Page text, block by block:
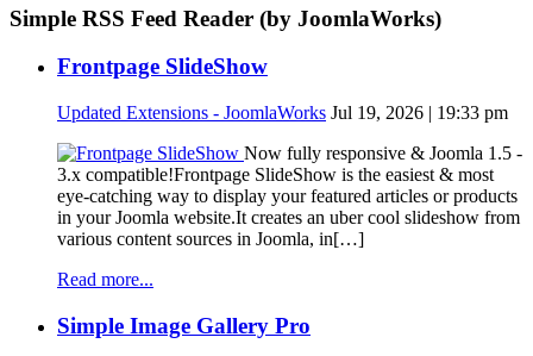
Simple RSS Feed Reader (by JoomlaWorks)
Frontpage SlideShow
Updated Extensions - JoomlaWorks Jul 19, 2026 | 19:33 pm
Now fully responsive & Joomla 1.5 -
3.x compatible!Frontpage SlideShow is the easiest & most
eye-catching way to display your featured articles or products
in your Joomla website.It creates an uber cool slideshow from
various content sources in Joomla, in[…]
Read more...
Simple Image Gallery Pro